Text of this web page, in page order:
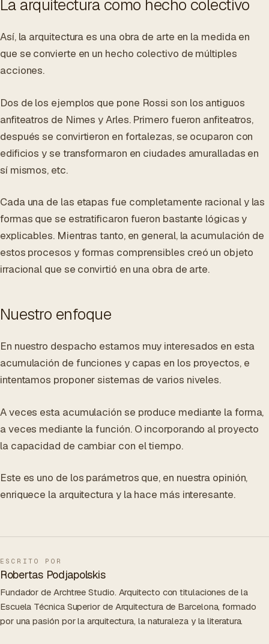
La arquitectura como hecho colectivo
Así, la arquitectura es una obra de arte en la medida en
que se convierte en un hecho colectivo de múltiples
acciones.
Dos de los ejemplos que pone Rossi son los antiguos
anfiteatros de Nimes y Arles. Primero fueron anfiteatros,
después se convirtieron en fortalezas, se ocuparon con
edificios y se transformaron en ciudades amuralladas en
sí mismos, etc.
Cada una de las etapas fue completamente racional y las
formas que se estratificaron fueron bastante lógicas y
explicables. Mientras tanto, en general, la acumulación de
estos procesos y formas comprensibles creó un objeto
irracional que se convirtió en una obra de arte.
Nuestro enfoque
En nuestro despacho estamos muy interesados en esta
acumulación de funciones y capas en los proyectos, e
intentamos proponer sistemas de varios niveles.
A veces esta acumulación se produce mediante la forma,
a veces mediante la función. O incorporando al proyecto
la capacidad de cambiar con el tiempo.
Este es uno de los parámetros que, en nuestra opinión,
enriquece la arquitectura y la hace más interesante.
ESCRITO POR
Robertas Podjapolskis
Fundador de Archtree Studio. Arquitecto con titulaciones de la
Escuela Técnica Superior de Arquitectura de Barcelona, formado
por una pasión por la arquitectura, la naturaleza y la literatura.